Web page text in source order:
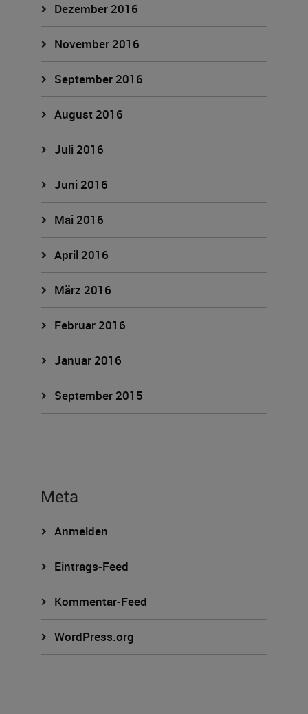
Dezember 2016
November 2016
September 2016
August 2016
Juli 2016
Juni 2016
Mai 2016
April 2016
März 2016
Februar 2016
Januar 2016
September 2015
Meta
Anmelden
Eintrags-Feed
Kommentar-Feed
WordPress.org